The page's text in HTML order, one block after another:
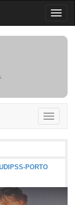
Toggle
PORTO